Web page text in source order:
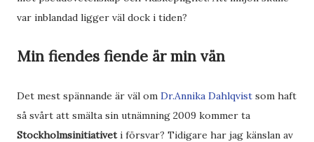
var inblandad ligger väl dock i tiden?
Min fiendes fiende är min vän
Det mest spännande är väl om Dr.Annika Dahlqvist som haft
så svårt att smälta sin utnämning 2009 kommer ta
Stockholmsinitiativeti försvar? Tidigare har jag känslan av